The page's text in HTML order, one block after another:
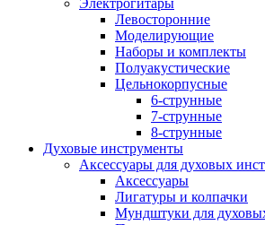
Электрогитары
Левосторонние
Моделирующие
Наборы и комплекты
Полуакустические
Цельнокорпусные
6-струнные
7-струнные
8-струнные
Духовые инструменты
Аксессуары для духовых
Аксессуары
Лигатуры и колпачки
Мундштуки для